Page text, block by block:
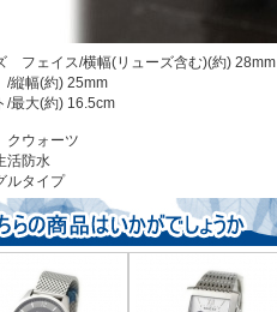
フェイス/横幅(リューズ含む)(約) 28mm
(約) 25mm
/最大(約) 16.5cm
ウォーツ
活防水
ルタイプ